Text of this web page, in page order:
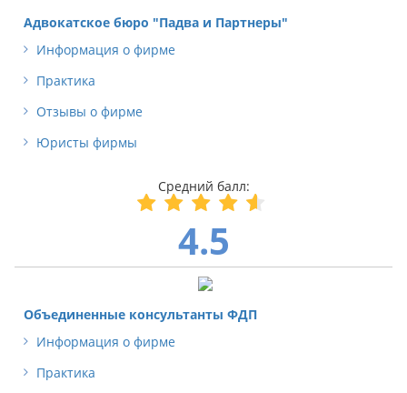
Адвокатское бюро "Падва и Партнеры"
Информация о фирме
Практика
Отзывы о фирме
Юристы фирмы
4.5
Объединенные консультанты ФДП
Информация о фирме
Практика